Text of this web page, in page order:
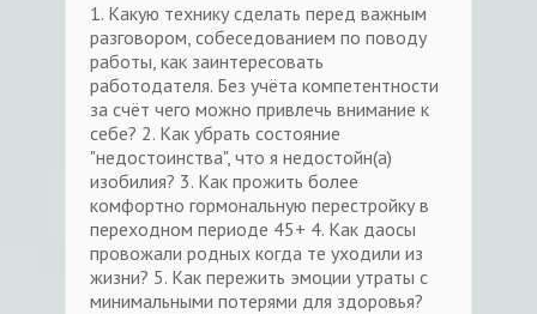
1. Какую технику сделать перед важным
разговором, собеседованием по поводу
работы, как заинтересовать
работодателя. Без учёта компетентности
за счёт чего можно привлечь внимание к
себе? 2. Как убрать состояние
"недостоинства", что я недостойн(а)
изобилия? 3. Как прожить более
комфортно гормональную перестройку в
переходном периоде 45+ 4. Как даосы
провожали родных когда те уходили из
жизни? 5. Как пережить эмоции утраты с
минимальными потерями для здоровья?